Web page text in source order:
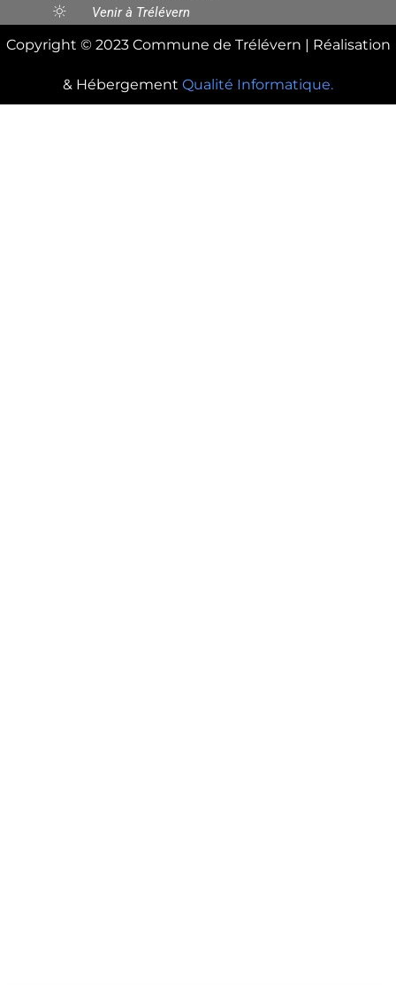
Venir à Trélévern
Copyright © 2023 Commune de Trélévern | Réalisation
& Hébergement Qualité Informatique.